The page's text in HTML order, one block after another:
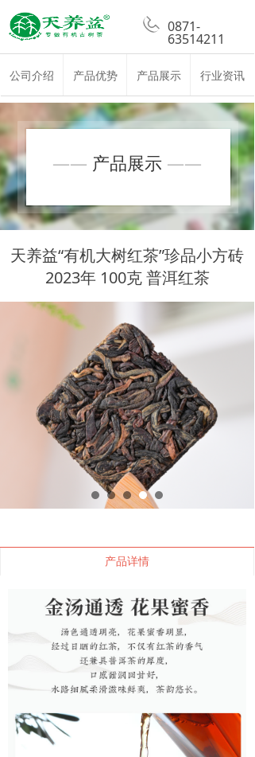
公司介绍 产品优势 产品展示 行业资讯
0871-
63514211
天养益“有机大树红茶”珍品小方砖
2023年 100克 普洱红茶
产品详情
—— 产品展示 ——
天养益“有机大树红茶”珍品小方砖
2023年 100克 普洱红茶